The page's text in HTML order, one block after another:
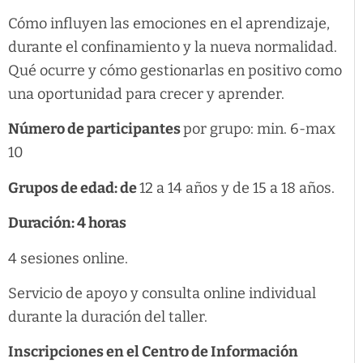
Cómo influyen las emociones en el aprendizaje,
durante el confinamiento y la nueva normalidad.
Qué ocurre y cómo gestionarlas en positivo como
una oportunidad para crecer y aprender.
Número de participantespor grupo: min. 6-max
10
Grupos de edad: de12 a 14 años y de 15 a 18 años.
Duración: 4 horas
4 sesiones online.
Servicio de apoyo y consulta online individual
durante la duración del taller.
Inscripciones en el Centro de Información